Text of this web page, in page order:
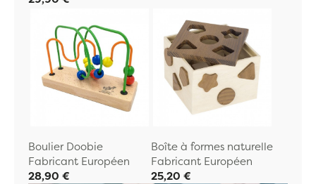
Boulier Doobie
Fabricant Européen
28,90 €
Boîte à formes naturelle
Fabricant Européen
25,20 €